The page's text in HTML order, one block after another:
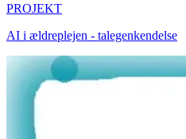
PROJEKT
AI i ældreplejen - talegenkendelse